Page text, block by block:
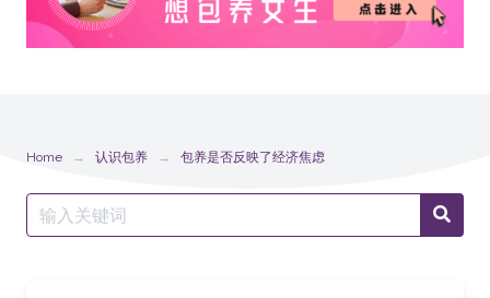
Home 认识包养 包养是否反映了经济焦虑
Search
for: